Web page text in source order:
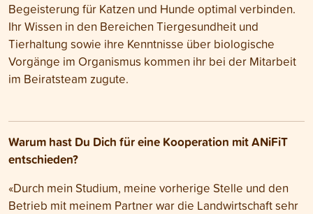
Begeisterung für Katzen und Hunde optimal verbinden.
Ihr Wissen in den Bereichen Tiergesundheit und
Tierhaltung sowie ihre Kenntnisse über biologische
Vorgänge im Organismus kommen ihr bei der Mitarbeit
im Beiratsteam zugute.
Warum hast Du Dich für eine Kooperation mit ANiFiT
entschieden?
«Durch mein Studium, meine vorherige Stelle und den
Betrieb mit meinem Partner war die Landwirtschaft sehr